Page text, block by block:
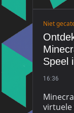
Niet
Speel
16:36
virtuele